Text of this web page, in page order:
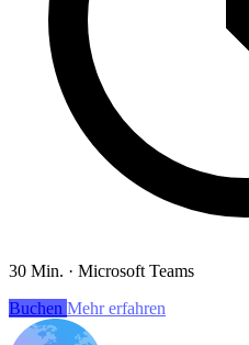
30 Min. · Microsoft Teams
Buchen Mehr erfahren